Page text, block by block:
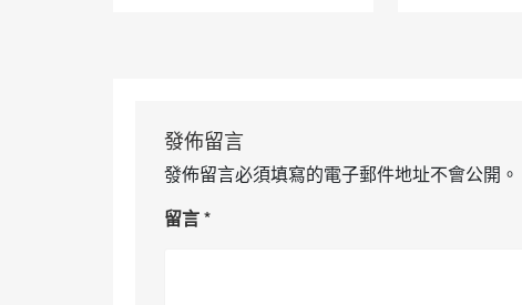
發佈留言
發佈留言必須填寫的電子郵件地址不會公開。
留言*